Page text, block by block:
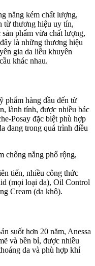
nắng kém chất lượng,
từ thương hiệu uy tín,
phẩm vừa chất lượng,
là những thương hiệu
gia da liễu khuyên
khác nhau.
phẩm hàng đầu đến từ
lành tính, được nhiều bác
Posay đặc biệt phù hợp
đang trong quá trình điều
chống nắng phổ rộng,
tiến, nhiều công thức
(mọi loại da), Oil Control
Cream (da khô).
suốt hơn 20 năm, Anessa
và bền bỉ, được nhiều
da và phù hợp khí